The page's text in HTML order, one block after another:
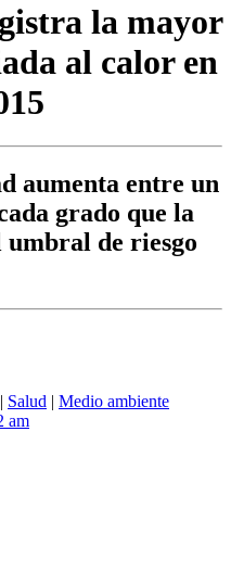
la mayor
al calor en
aumenta entre un
grado que la
de riesgo
| Salud | Medio ambiente
am